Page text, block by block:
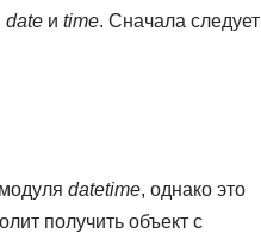
dateи time. Сначала следует
datetime, однако это
получить объект с